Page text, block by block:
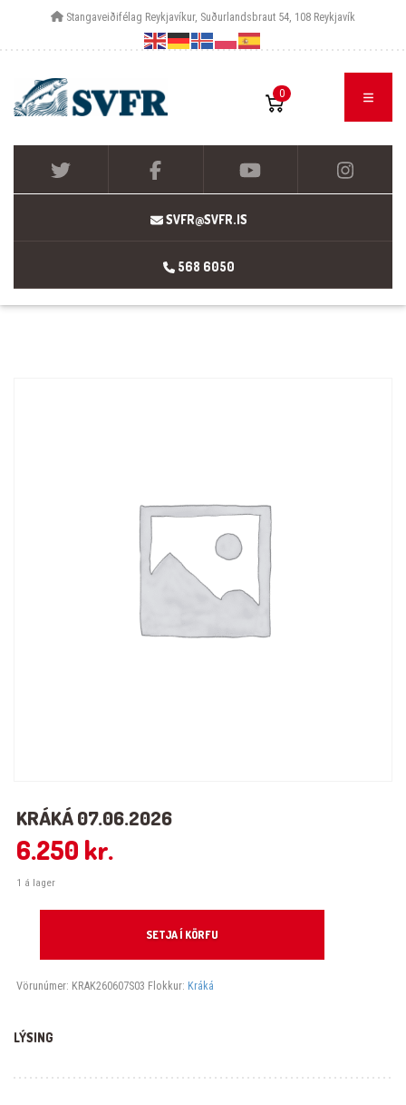
Stangaveiðifélag Reykjavíkur, Suðurlandsbraut 54, 108 Reykjavík
0
SVFR@SVFR.IS
568 6050
KRÁKÁ 07.06.2026
6.250 kr.
1 á lager
SETJA Í KÖRFU
Vörunúmer: KRAK260607S03 Flokkur: Kráká
LÝSING